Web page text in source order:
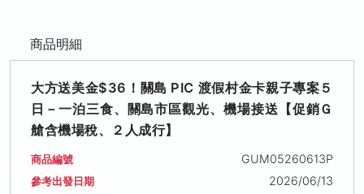
商品明細
大方送美金$36！關島 PIC 渡假村金卡親子專案５
日－一泊三食、關島市區觀光、機場接送【促銷Ｇ
艙含機場稅、２人成行】
商品編號 GUM05260613P
參考出發日期 2026/06/13